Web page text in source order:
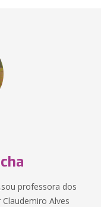
professora dos
Alves